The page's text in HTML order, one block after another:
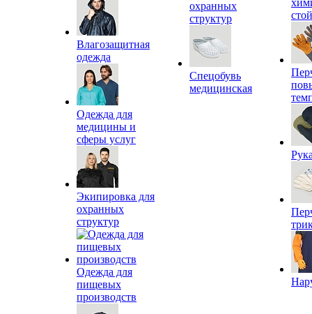
Влагозащитная
одежда
Одежда для
медицины и
сферы услуг
Экипировка для
охранных
структур
Одежда для
пищевых
производств
охранных
структур
Спецобувь
медицинская